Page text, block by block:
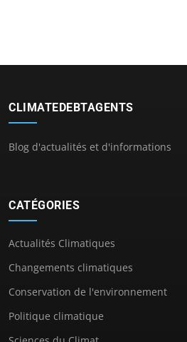
CLIMATEDEBTAGENTS
Blog d'actualités et d'informations
CATÉGORIES
Actualités Climatiques
Changements climatiques
Conservation de l'environnement
Politique climatique